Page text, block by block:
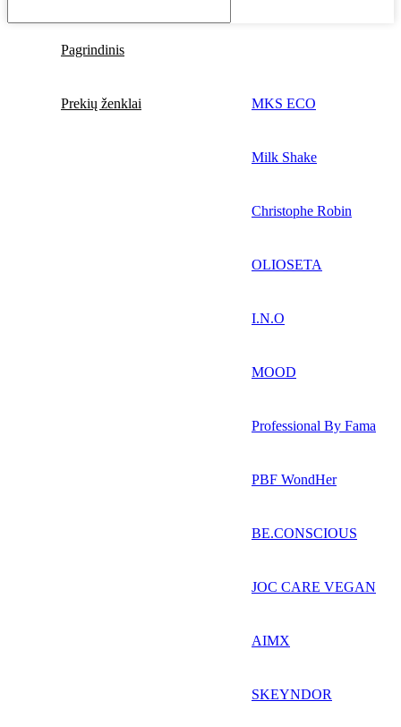
Pagrindinis
Prekių ženklai MKS ECO
Milk Shake
Christophe Robin
OLIOSETA
I.N.O
MOOD
Professional By Fama
PBF WondHer
BE.CONSCIOUS
JOC CARE VEGAN
AIMX
SKEYNDOR